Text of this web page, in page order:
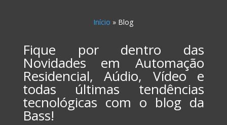
Início » Blog
Fique por dentro das
Novidades em Automação
Residencial, Aúdio, Vídeo e
todas últimas tendências
tecnológicas com o blog da
Bass!